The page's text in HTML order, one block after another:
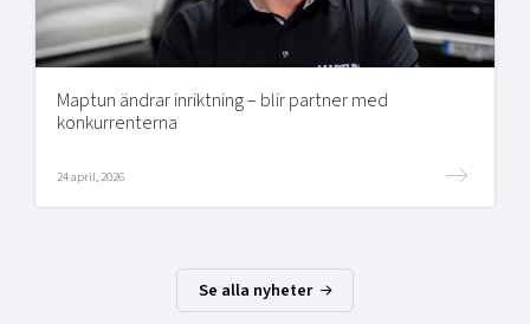
Maptun ändrar inriktning – blir partner med
konkurrenterna
24 april, 2026
Se alla nyheter